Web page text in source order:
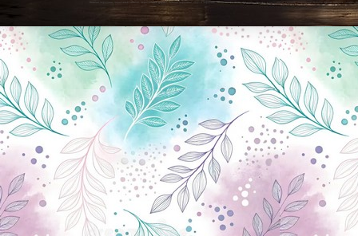
Новини Чернігова, Чернігівські новини, Чернігівський формат, новини Чернігова, події в Чернігові: політика, економіка, аналітика, культура, відеоновини, екологія, спортивний Чернігів, туризм, Чернігів